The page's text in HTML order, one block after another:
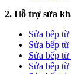
2. Hỗ trợ sửa
Sửa bếp
Sửa bếp
Sửa bếp
Sửa bếp